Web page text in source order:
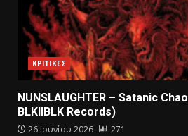
ΚΡΙΤΙΚΕΣ
NUNSLAUGHTER – Satanic
BLKIIBLK Records)
26 Ιουνίου 2026 271